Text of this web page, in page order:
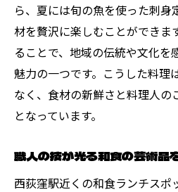
ら、夏には旬の魚を使った刺身
材を贅沢に楽しむことができま
ることで、地域の伝統や文化を
魅力の一つです。こうした料理
なく、食材の新鮮さと料理人の
となっています。
職人の技が光る和食の芸術品
西荻窪駅近くの和食ランチスポ